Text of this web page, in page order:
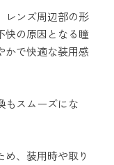
レンズ周辺部の形
快の原因となる瞳
かで快適な装用感
もスムーズにな
、装用時や取り